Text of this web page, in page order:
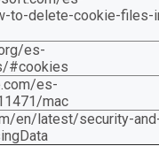
to-delete-cookie-files-
es-
#cookies
es-
mac
en/latest/security-